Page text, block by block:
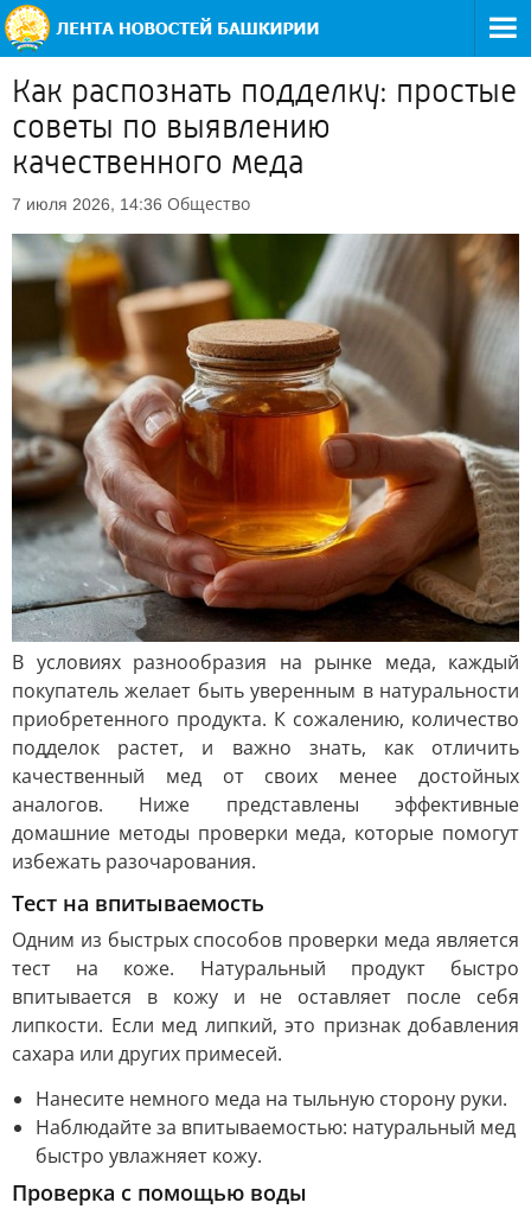
Как распознать подделку: простые
советы по выявлению
качественного меда
7 июля 2026, 14:36 Общество
В условиях разнообразия на рынке меда, каждый
покупатель желает быть уверенным в натуральности
приобретенного продукта. К сожалению, количество
подделок растет, и важно знать, как отличить
качественный мед от своих менее достойных
аналогов. Ниже представлены эффективные
домашние методы проверки меда, которые помогут
избежать разочарования.
Тест на впитываемость
Одним из быстрых способов проверки меда является
тест на коже. Натуральный продукт быстро
впитывается в кожу и не оставляет после себя
липкости. Если мед липкий, это признак добавления
сахара или других примесей.
Нанесите немного меда на тыльную сторону руки.
Наблюдайте за впитываемостью: натуральный мед
быстро увлажняет кожу.
Проверка с помощью воды